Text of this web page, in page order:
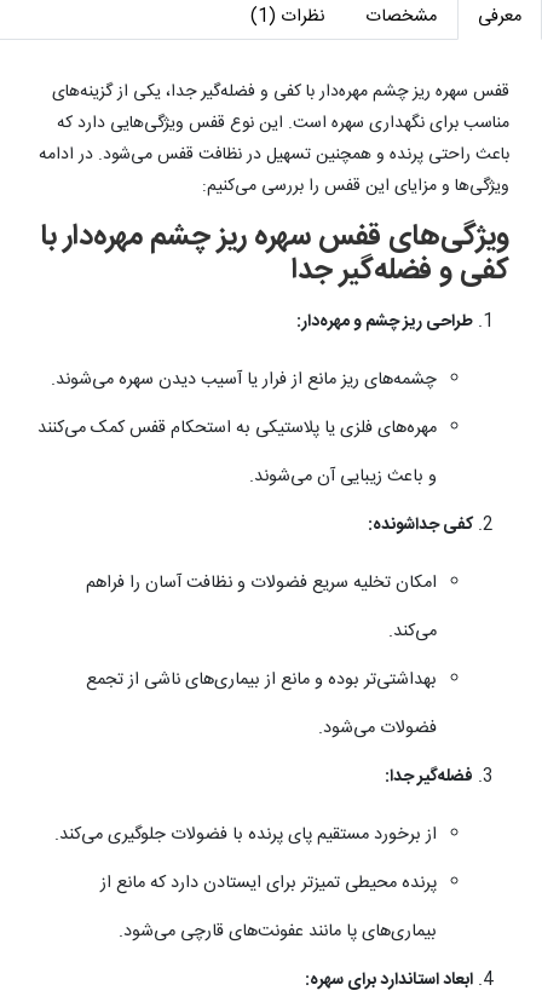
معرفی مشخصات نظرات (1)
قفس سهره ریز چشم مهره‌دار با کفی و فضله‌گیر جدا، یکی از گزینه‌های
مناسب برای نگهداری سهره است. این نوع قفس ویژگی‌هایی دارد که
باعث راحتی پرنده و همچنین تسهیل در نظافت قفس می‌شود. در ادامه
ویژگی‌ها و مزایای این قفس را بررسی می‌کنیم:
ویژگی‌های قفس سهره ریز چشم مهره‌دار با
کفی و فضله‌گیر جدا
طراحی ریز چشم و مهره‌دار:
چشمه‌های ریز مانع از فرار یا آسیب دیدن سهره می‌شوند.
مهره‌های فلزی یا پلاستیکی به استحکام قفس کمک می‌کنند
و باعث زیبایی آن می‌شوند.
کفی جداشونده:
امکان تخلیه سریع فضولات و نظافت آسان را فراهم
می‌کند.
بهداشتی‌تر بوده و مانع از بیماری‌های ناشی از تجمع
فضولات می‌شود.
فضله‌گیر جدا:
از برخورد مستقیم پای پرنده با فضولات جلوگیری می‌کند.
پرنده محیطی تمیزتر برای ایستادن دارد که مانع از
بیماری‌های پا مانند عفونت‌های قارچی می‌شود.
ابعاد استاندارد برای سهره: